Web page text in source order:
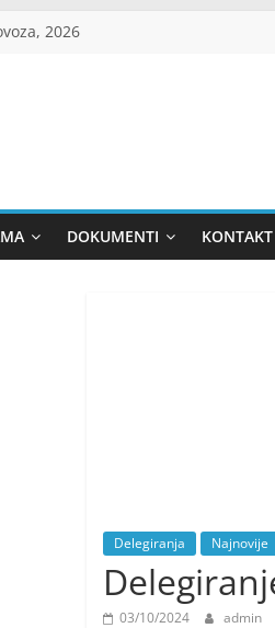
2026
DOKUMENTI KONTAKT
Delegiranja Najnovije
03/10/2024 admin